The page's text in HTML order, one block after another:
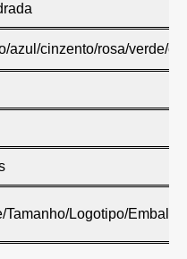
azul/cinzento/rosa/verde/
Tamanho/Logotipo/